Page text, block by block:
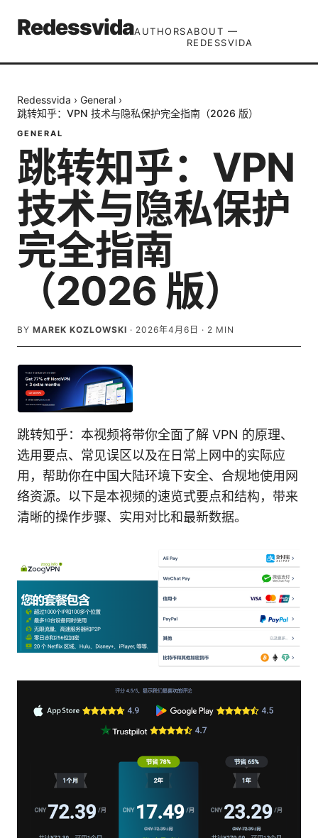
RedessvidaAUTHORSABOUT —
REDESSVIDA
Redessvida › General ›
跳转知乎：VPN 技术与隐私保护完全指南（2026 版）
GENERAL
跳转知乎：VPN
技术与隐私保护
完全指南
（2026 版）
BY MAREK KOZLOWSKI · 2026年4月6日 · 2 MIN
跳转知乎：本视频将带你全面了解 VPN 的原理、
选用要点、常见误区以及在日常上网中的实际应
用，帮助你在中国大陆环境下安全、合规地使用网
络资源。以下是本视频的速览式要点和结构，带来
清晰的操作步骤、实用对比和最新数据。